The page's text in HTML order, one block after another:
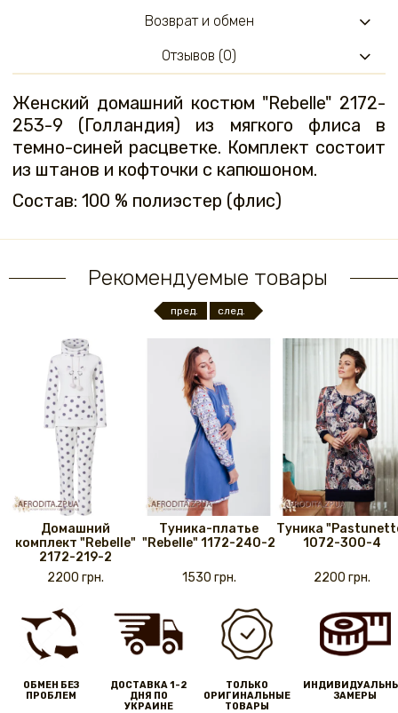
Женский домашний костюм "Rebelle" 2172-
253-9 (Голландия) из мягкого флиса в
темно-синей расцветке. Комплект состоит
из штанов и кофточки с капюшоном.
Состав: 100 % полиэстер (флис)
Возврат и обмен
Отзывов (0)
Рекомендуемые товары
пред. след.
Домашний
комплект "Rebelle"
2172-219-2
2200 грн.
Туника-платье
"Rebelle" 1172-240-2
1530 грн.
Туника
1072-300-4
2200 грн.
ОБМЕН БЕЗ
ПРОБЛЕМ
ДОСТАВКА 1-2
ДНЯ ПО
УКРАИНЕ
ТОЛЬКО
ОРИГИНАЛЬНЫЕ
ТОВАРЫ
ЗАМЕРЫ